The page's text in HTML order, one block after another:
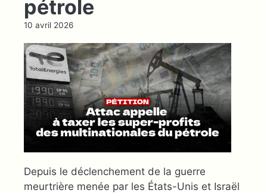
pétrole
10 avril 2026
Depuis le déclenchement de la guerre
meurtrière menée par les États-Unis et Israël